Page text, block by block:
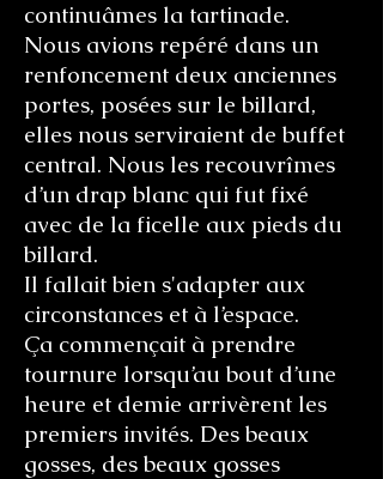
continuâmes la tartinade.
Nous avions repéré dans un
renfoncement deux anciennes
portes, posées sur le billard,
elles nous serviraient de buffet
central. Nous les recouvrîmes
d’un drap blanc qui fut fixé
avec de la ficelle aux pieds du
billard.
Il fallait bien s'adapter aux
circonstances et à l’espace.
Ça commençait à prendre
tournure lorsqu’au bout d’une
heure et demie arrivèrent les
premiers invités. Des beaux
gosses, des beaux gosses